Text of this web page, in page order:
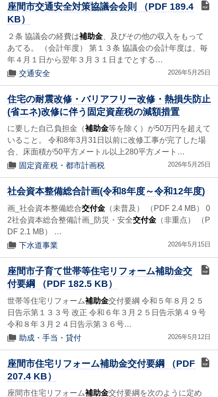
座間市交通安全対策協議会会則 （PDF 189.4
KB）
２条 協議会の経費は補助金 、及びその他の収入をもって
あてる。 （会計年度） 第１３条 協議会の会計年度は、毎
年４月１日から翌年３月３１日までとする…
交通安全
2026年5月25日
住宅の耐震改修・バリアフリー改修・熱損失防止
(省エネ)改修に伴う固定資産税の減額措置
に要した自己負担金（補助金等を除く）が50万円を超えて
いること。 令和8年3月31日以前に改修工事が完了した場
合、床面積が50平方メートル以上280平方メート…
固定資産税・都市計画税
2026年5月25日
社会資本整備総合計画(令和8年度～令和12年度)
画_社会資本整備総合交付金 （未普及） （PDF 2.4 MB） 0
2社会資本総合整備計画_防災・安全交付金 （非重点） （P
DF 2.1 MB） …
下水道事業
2026年5月15日
座間市子育て世帯等住宅リフォーム補助金交
付要綱 （PDF 182.5 KB）
世帯等住宅リフォーム補助金交付要綱 令和５年８月２５
日告示第１３３号 改正 令和６年３月２５日告示第４９号
令和８年３月２４日告示第３６号…
助成・手当・貸付
2026年5月12日
座間市住宅リフォーム補助金交付要綱 （PDF
207.4 KB）
座間市住宅リフォーム補助金交付要綱を次のように定め